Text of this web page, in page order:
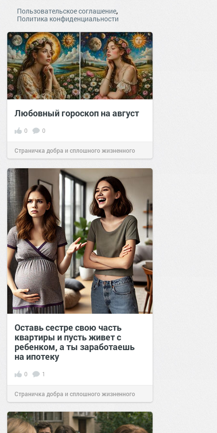
Пользовательское соглашение,
Политика конфиденциальности
Любовный гороскоп на август
0 0
Страничка добра и сплошного жизненного
позитива!00:29Сегодня
Оставь сестре свою часть
квартиры и пусть живет с
ребенком, а ты заработаешь
на ипотеку
0 1
Страничка добра и сплошного жизненного
позитива!23:0024 мар 2025